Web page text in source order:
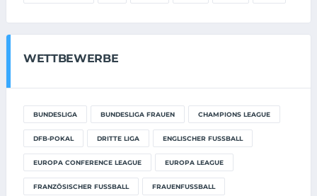
WETTBEWERBE
BUNDESLIGA BUNDESLIGA FRAUEN CHAMPIONS LEAGUE
DFB-POKAL DRITTE LIGA ENGLISCHER FUSSBALL
EUROPA CONFERENCE LEAGUE EUROPA LEAGUE
FRANZÖSISCHER FUSSBALL FRAUENFUSSBALL